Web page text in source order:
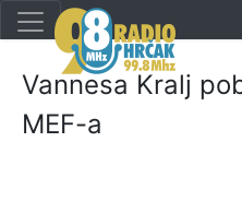
Vannesa Kralj
MEF-a